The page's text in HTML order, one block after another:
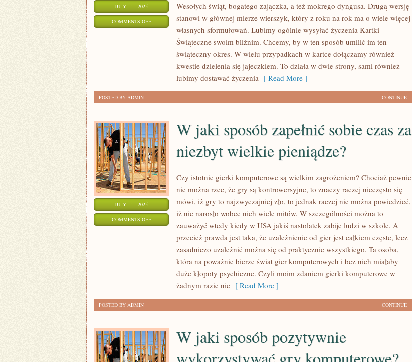
JULY - 1 - 2025
COMMENTS OFFON
Wesołych świąt, bogatego zajączka, a też mokrego dyngusa. Drugą wersję
stanowi w głównej mierze wierszyk, który z roku na rok ma o wiele więcej
własnych sformułowań. Lubimy ogólnie wysyłać życzenia Kartki
Świąteczne swoim bliźnim. Chcemy, by w ten sposób umilić im ten
świąteczny okres. W wielu przypadkach w kartce dołączamy również
kwestie dzielenia się jajeczkiem. To działa w dwie strony, sami również
lubimy dostawać życzenia [ Read More ]
CONTINUE
POSTED BY ADMIN
JULY - 1 - 2025
COMMENTS OFFON
WIELKIE
PIENIĄDZE?
W jaki sposób zapełnić sobie czas za
niezbyt wielkie pieniądze?
Czy istotnie gierki komputerowe są wielkim zagrożeniem? Chociaż pewnie
nie można rzec, że gry są kontrowersyjne, to znaczy raczej nieczęsto się
mówi, iż gry to najzwyczajniej zło, to jednak raczej nie można powiedzieć,
iż nie narosło wobec nich wiele mitów. W szczególności można to
zauważyć wtedy kiedy w USA jakiś nastolatek zabije ludzi w szkole. A
przecież prawda jest taka, że uzależnienie od gier jest całkiem częste, lecz
zasadniczo uzależnić można się od praktycznie wszystkiego. Ta osoba,
która na poważnie bierze świat gier komputerowych i bez nich miałaby
duże kłopoty psychiczne. Czyli moim zdaniem gierki komputerowe w
żadnym razie nie [ Read More ]
CONTINUE
POSTED BY ADMIN
W jaki sposób pozytywnie